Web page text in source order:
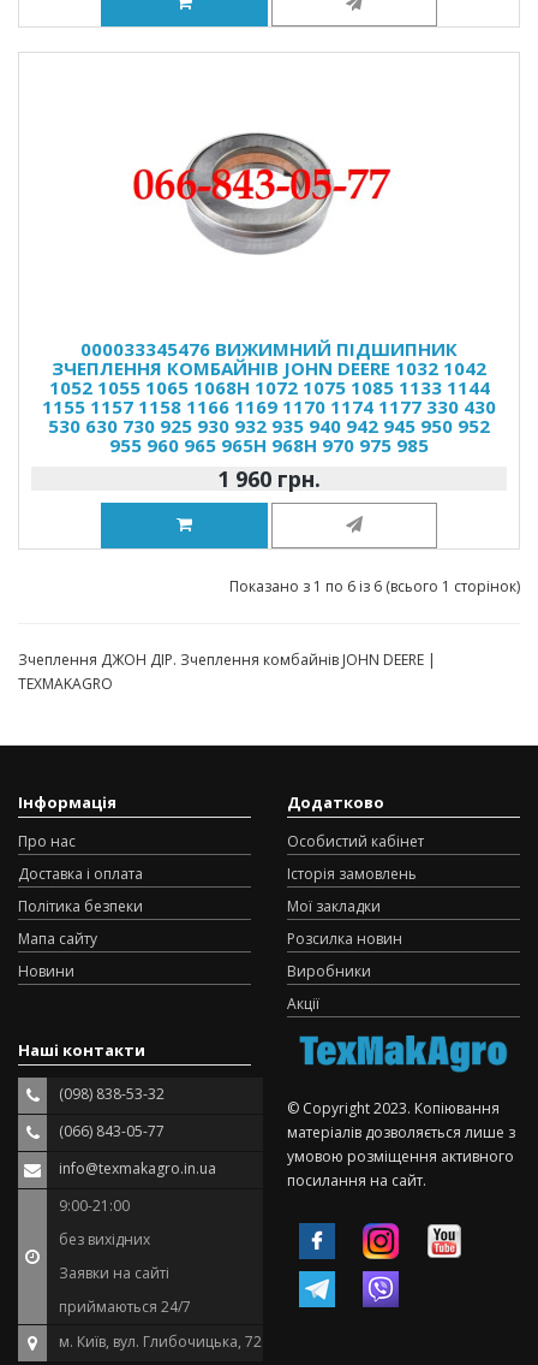
000033345476 ВИЖИМНИЙ ПІДШИПНИК
ЗЧЕПЛЕННЯ КОМБАЙНІВ JOHN DEERE 1032 1042
1052 1055 1065 1068H 1072 1075 1085 1133 1144
1155 1157 1158 1166 1169 1170 1174 1177 330 430
530 630 730 925 930 932 935 940 942 945 950 952
955 960 965 965H 968H 970 975 985
1 960 грн.
Показано з 1 по 6 із 6 (всього 1 сторінок)
Зчеплення ДЖОН ДІР. Зчеплення комбайнів JOHN DEERE |
TEXMAKAGRO
Інформація
Про нас
Доставка і оплата
Політика безпеки
Мапа сайту
Новини
Додатково
Особистий кабінет
Історія замовлень
Мої закладки
Розсилка новин
Виробники
Акції
Наші контакти
(098) 838-53-32
(066) 843-05-77
info@texmakagro.in.ua
9:00-21:00
без вихідних
Заявки на сайті
приймаються 24/7
м. Київ, вул. Глибочицька, 72
© Copyright 2023. Копіювання
матеріалів дозволяється лише з
умовою розміщення активного
посилання на сайт.